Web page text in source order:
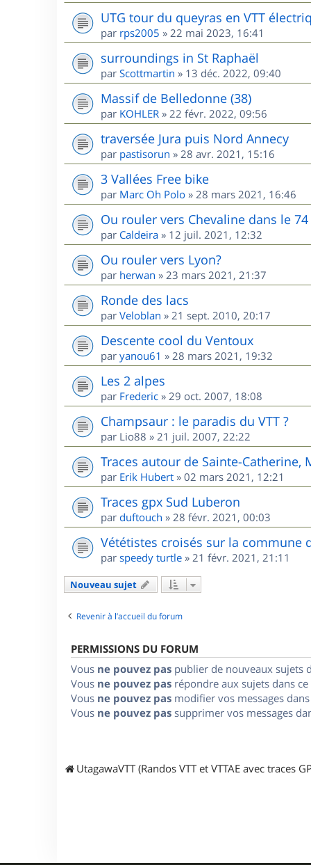
UTG tour du queyras en VTT
par rps2005 » 22 mai 2023, 16:41
surroundings in St Raphaël
par Scottmartin » 13 déc. 2022, 09:40
Massif de Belledonne (38)
par KOHLER » 22 févr. 2022, 09:56
traversée Jura puis Nord Annecy
par pastisorun » 28 avr. 2021, 15:16
3 Vallées Free bike
par Marc Oh Polo » 28 mars 2021, 16:46
Ou rouler vers Chevaline dans le 74
par Caldeira » 12 juil. 2021, 12:32
Ou rouler vers Lyon?
par herwan » 23 mars 2021, 21:37
Ronde des lacs
par Veloblan » 21 sept. 2010, 20:17
Descente cool du Ventoux
par yanou61 » 28 mars 2021, 19:32
Les 2 alpes
par Frederic » 29 oct. 2007, 18:08
Champsaur : le paradis du VTT ?
par Lio88 » 21 juil. 2007, 22:22
Traces autour de Sainte-Catherine,
par Erik Hubert » 02 mars 2021, 12:21
Traces gpx Sud Luberon
par duftouch » 28 févr. 2021, 00:03
Vététistes croisés sur la commune
par speedy turtle » 21 févr. 2021, 21:11
Nouveau sujet
Revenir à l’accueil du forum
PERMISSIONS DU FORUM
Vous ne pouvez pas publier de nouveaux sujets
Vous ne pouvez pas répondre aux sujets dans
Vous ne pouvez pas modifier vos messages
Vous ne pouvez pas supprimer vos messages
UtagawaVTT (Randos VTT et VTTAE avec traces